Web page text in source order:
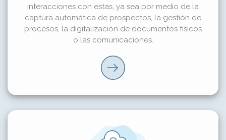
interacciones con estas, ya sea por medio de la
captura automática de prospectos, la gestión de
procesos, la digitalización de documentos físicos
o las comunicaciones.